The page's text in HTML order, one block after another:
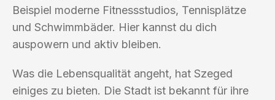
Beispiel moderne Fitnessstudios, Tennisplätze
und Schwimmbäder. Hier kannst du dich
auspowern und aktiv bleiben.
Was die Lebensqualität angeht, hat Szeged
einiges zu bieten. Die Stadt ist bekannt für ihre